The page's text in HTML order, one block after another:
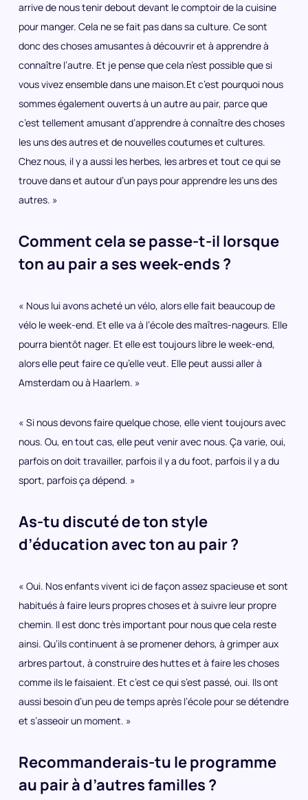
arrive de nous tenir debout devant le comptoir de la cuisine
pour manger. Cela ne se fait pas dans sa culture. Ce sont
donc des choses amusantes à découvrir et à apprendre à
connaître l’autre. Et je pense que cela n’est possible que si
vous vivez ensemble dans une maison.Et c’est pourquoi nous
sommes également ouverts à un autreau pair, parce que
c’est tellement amusant d’apprendre à connaître des choses
les uns des autres et de nouvelles coutumes et cultures.
Chez nous, il y a aussi les herbes, les arbres et tout ce qui se
trouve dans et autour d’un pays pour apprendre les uns des
autres. »
Comment cela se passe-t-il lorsque
ton au pair a ses week-ends ?
« Nous lui avons acheté un vélo, alors elle fait beaucoup de
vélo le week-end. Et elle va à l’école des maîtres-nageurs. Elle
pourra bientôt nager. Et elle est toujours libre le week-end,
alors elle peut faire ce qu’elle veut. Elle peut aussi aller à
Amsterdam ou à Haarlem. »
« Si nous devons faire quelque chose, elle vient toujours avec
nous. Ou, en tout cas, elle peut venir avec nous. Ça varie, oui,
parfois on doit travailler, parfois il y a du foot, parfois il y a du
sport, parfois ça dépend. »
As-tu discuté de ton style
d’éducation avec ton au pair ?
« Oui. Nos enfants vivent ici de façon assez spacieuse et sont
habitués à faire leurs propres choses et à suivre leur propre
chemin. Il est donc très important pour nous que cela reste
ainsi. Qu’ils continuent à se promener dehors, à grimper aux
arbres partout, à construire des huttes et à faire les choses
comme ils le faisaient. Et c’est ce qui s’est passé, oui. Ils ont
aussi besoin d’un peu de temps après l’école pour se détendre
et s’asseoir un moment. »
Recommanderais-tu le programme
au pair à d’autres familles ?